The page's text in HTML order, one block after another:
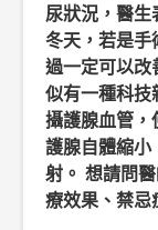
尿狀況，醫
冬天，若是手
過一定可以改
似有一種科技
攝護腺血管，
護腺自體縮小
射。 想請問
療效果、禁忌